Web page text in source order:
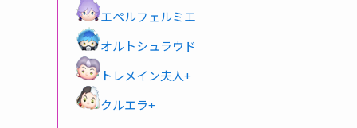
エペルフェルミエ
オルトシュラウド
トレメイン夫人+
クルエラ+